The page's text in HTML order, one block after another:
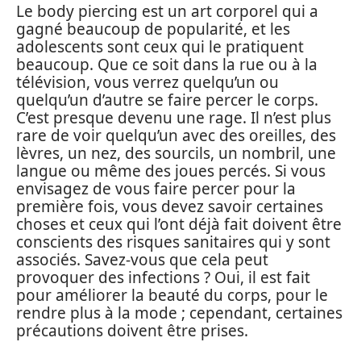
Le body piercing est un art corporel qui a
gagné beaucoup de popularité, et les
adolescents sont ceux qui le pratiquent
beaucoup. Que ce soit dans la rue ou à la
télévision, vous verrez quelqu’un ou
quelqu’un d’autre se faire percer le corps.
C’est presque devenu une rage. Il n’est plus
rare de voir quelqu’un avec des oreilles, des
lèvres, un nez, des sourcils, un nombril, une
langue ou même des joues percés. Si vous
envisagez de vous faire percer pour la
première fois, vous devez savoir certaines
choses et ceux qui l’ont déjà fait doivent être
conscients des risques sanitaires qui y sont
associés. Savez-vous que cela peut
provoquer des infections ? Oui, il est fait
pour améliorer la beauté du corps, pour le
rendre plus à la mode ; cependant, certaines
précautions doivent être prises.